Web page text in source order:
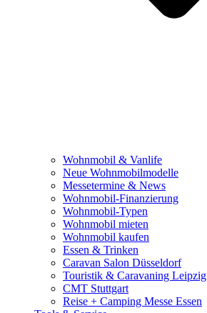
Wohnmobil & Vanlife
Neue Wohnmobilmodelle
Messetermine & News
Wohnmobil-Finanzierung
Wohnmobil-Typen
Wohnmobil mieten
Wohnmobil kaufen
Essen & Trinken
Caravan Salon Düsseldorf
Touristik & Caravaning Leipzig
CMT Stuttgart
Reise + Camping Messe Essen